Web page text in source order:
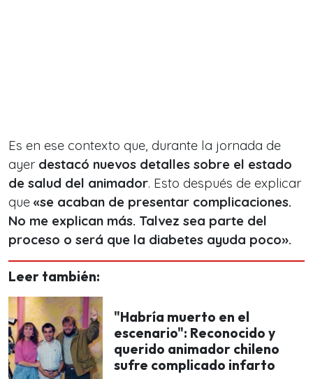
Es en ese contexto que, durante la jornada de
ayer destacó nuevos detalles sobre el estado
de salud del animador. Esto después de explicar
que «se acaban de presentar complicaciones.
No me explican más. Talvez sea parte del
proceso o será que la diabetes ayuda poco».
Leer también:
"Habría muerto en el
escenario": Reconocido y
querido animador chileno
sufre complicado infarto